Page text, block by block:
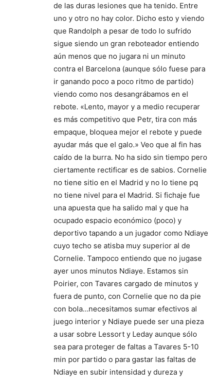
de las duras lesiones que ha tenido. Entre
uno y otro no hay color. Dicho esto y viendo
que Randolph a pesar de todo lo sufrido
sigue siendo un gran reboteador entiendo
aún menos que no jugara ni un minuto
contra el Barcelona (aunque sólo fuese para
ir ganando poco a poco ritmo de partido)
viendo como nos desangrábamos en el
rebote. «Lento, mayor y a medio recuperar
es más competitivo que Petr, tira con más
empaque, bloquea mejor el rebote y puede
ayudar más que el galo.» Veo que al fin has
caído de la burra. No ha sido sin tiempo pero
ciertamente rectificar es de sabios. Cornelie
no tiene sitio en el Madrid y no lo tiene pq
no tiene nivel para el Madrid. Si fichaje fue
una apuesta que ha salido mal y que ha
ocupado espacio económico (poco) y
deportivo tapando a un jugador como Ndiaye
cuyo techo se atisba muy superior al de
Cornelie. Tampoco entiendo que no jugase
ayer unos minutos Ndiaye. Estamos sin
Poirier, con Tavares cargado de minutos y
fuera de punto, con Cornelie que no da pie
con bola…necesitamos sumar efectivos al
juego interior y Ndiaye puede ser una pieza
a usar sobre Lessort y Leday aunque sólo
sea para proteger de faltas a Tavares 5-10
min por partido o para gastar las faltas de
Ndiaye en subir intensidad y dureza y